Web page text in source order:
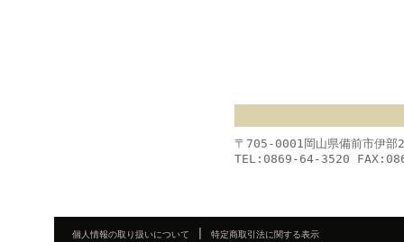
〒705-0001岡山県備前市伊
TEL:0869-64-3520
個人情報の取り扱いについて 特定商取引法に関する表示